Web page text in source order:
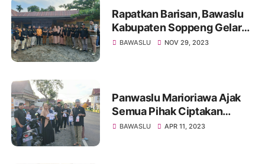
Rapatkan Barisan, Bawaslu
Kabupaten Soppeng Gelar
Apel Siaga Pengawasan
BAWASLU NOV 29, 2023
Panwaslu Marioriawa Ajak
Semua Pihak Ciptakan
Pemilu Damai Tanpa Hoaks
BAWASLU APR 11, 2023